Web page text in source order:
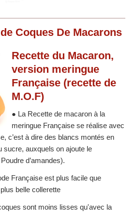
de Coques De Macarons
Recette du Macaron,
version meringue
Française (recette de
M.O.F)
● La Recette de macaron à la
meringue Française se réalise avec
c’est à dire des blancs montés en
sucre, auxquels on ajoute le
d’amandes).
Française est plus facile que
belle collerette
sont moins lisses qu'avec la